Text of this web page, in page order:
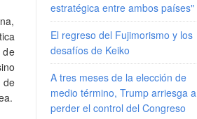
de
de
estratégica entre ambos países"
El regreso del Fujimorismo y los
desafíos de Keiko
A tres meses de la elección de
medio término, Trump arriesga a
perder el control del Congreso